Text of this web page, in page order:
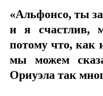
«Альфонсо, ты
и я счастлив,
потому что, как
мы можем
Ориуэла так